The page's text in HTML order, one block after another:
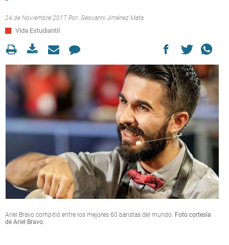
24 de Noviembre 2017 Por: Geovanni Jiménez Mata
Vida Estudiantil
Ariel Bravo compitió entre los mejores 60 baristas del mundo. Foto cortesía
de Ariel Bravo.